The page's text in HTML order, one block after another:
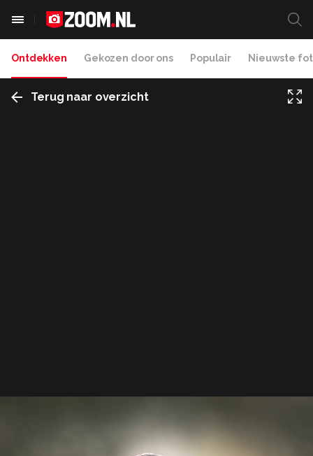
Ontdekken Gekozen door ons Populair Nieuwste
Terug naar overzicht